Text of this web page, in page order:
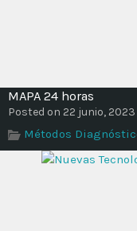
MAPA 24 horas
Posted on 22 junio, 2023
Métodos